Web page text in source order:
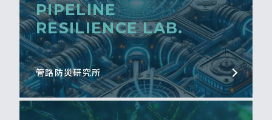
PIPELINE
RESILIENCE LAB.
管路防災研究所